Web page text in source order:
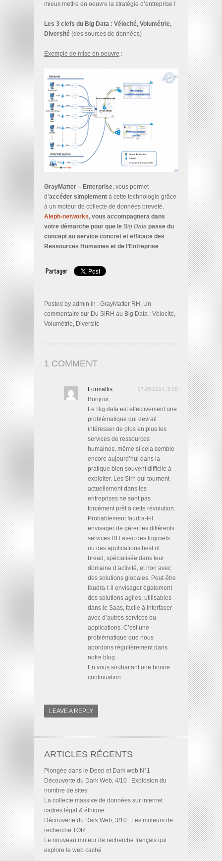
mieux mettre en oeuvre la stratégie d’entreprise !
Les 3 clefs du Big Data : Vélocité, Volumétrie,
Diversité (des sources de données)
Exemple de mise en oeuvre :
GrayMatter – Enterprise, vous permet
d’accéder simplement à cette technologie grâce
à un moteur de collecte de données breveté.
Aleph-networks, vous accompagnera dans
votre démarche pour que le Big Data passe du
concept au service concret et efficace des
Ressources Humaines et de l’Entreprise.
Posted by admin in : GrayMatter RH , Un
commentaire sur Du SIRH au Big Data : Vélocité,
Volumétrie, Diversité
1 COMMENT
07-25-2014, 5:08
Formaltis
Bonjour,
Le Big data est effectivement une
problématique qui devrait
intéresser de plus en plus les
services de ressources
humaines, même si cela semble
encore aujourd’hui dans la
pratique bien souvent difficile à
exploiter. Les Sirh qui tournent
actuellement dans les
entreprises ne sont pas
forcément prêt à cette révolution.
Probablement faudra-t-il
envisager de gérer les différents
services RH avec des logiciels
ou des applications best of
bread, spécialisée dans leur
domaine d’activité, et non avec
des solutions globales. Peut-être
faudra-t-il envisager également
des solutions agiles, utilisables
dans le Saas, facile à interfacer
avec d’autres services ou
applications. C’est une
problématique que nous
abordons régulièrement dans
notre blog.
En vous souhaitant une bonne
continuation
LEAVE A REPLY
ARTICLES RÉCENTS
Plongée dans le Deep et Dark web N°1
Découverte du Dark Web, 4/10 : Explosion du
nombre de sites
La collecte massive de données sur internet :
cadres légal & éthique
Découverte du Dark Web, 3/10 : Les moteurs de
recherche TOR
Le nouveau moteur de recherche français qui
explore le web caché